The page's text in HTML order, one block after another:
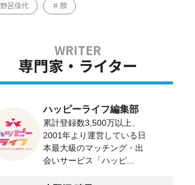
野呂佳代 顔
専門家・ライター
ハッピーライフ編集部
累計登録数3,500万以上、
2001年より運営している日
本最大級のマッチング・出
会いサービス「ハッピ...